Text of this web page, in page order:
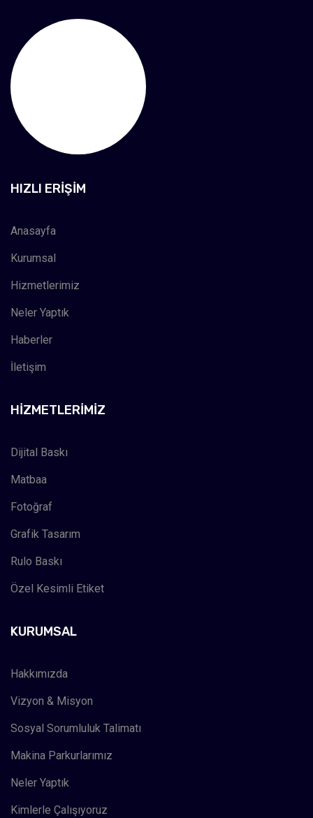
HIZLI ERIŞIM
Anasayfa
Kurumsal
Hizmetlerimiz
Neler Yaptık
Haberler
İletişim
HIZMETLERIMIZ
Dijital Baskı
Matbaa
Fotoğraf
Grafik Tasarım
Rulo Baskı
Özel Kesimli Etiket
KURUMSAL
Hakkımızda
Vizyon & Misyon
Sosyal Sorumluluk Talimatı
Makina Parkurlarımız
Neler Yaptık
Kimlerle Çalışıyoruz